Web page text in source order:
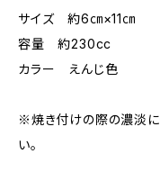
サイズ 約6㎝×11㎝
容量 約230cc
カラー えんじ色
※焼き付けの際の濃淡に
い。